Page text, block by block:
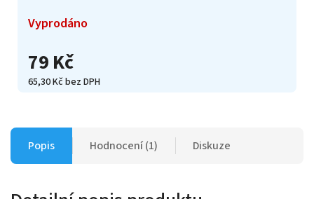
79 Kč
65,30 Kč bez DPH
Vyprodáno
Popis Hodnocení (1) Diskuze